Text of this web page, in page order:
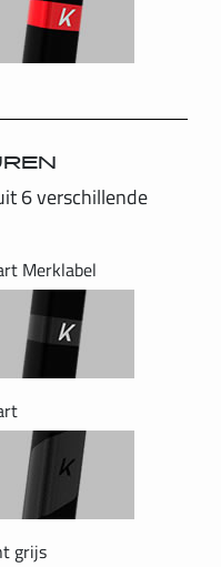
6 verschillende
Merklabel
grijs